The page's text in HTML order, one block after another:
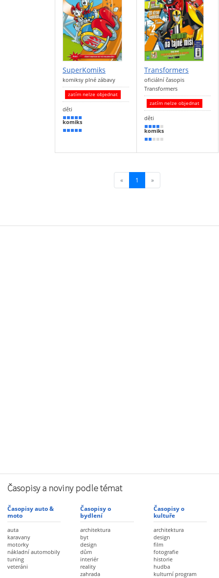
SuperKomiks
komiksy plné zábavy
zatím nelze objednat
děti
100 %
komiks
90 %
Transformers
oficiální časopis
Transformers
zatím nelze objednat
děti
80 %
komiks
40 %
« 1 (current)
»
Časopisy a noviny podle témat
Časopisy auto &
moto
auta
karavany
motorky
nákladní automobily
tuning
veteráni
Časopisy o
bydlení
architektura
byt
design
dům
interiér
reality
zahrada
Časopisy o
kultuře
architektura
design
film
fotografie
historie
hudba
kulturní program